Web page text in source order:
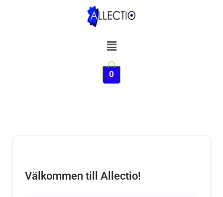
Meny
0
Välkommen till Allectio!